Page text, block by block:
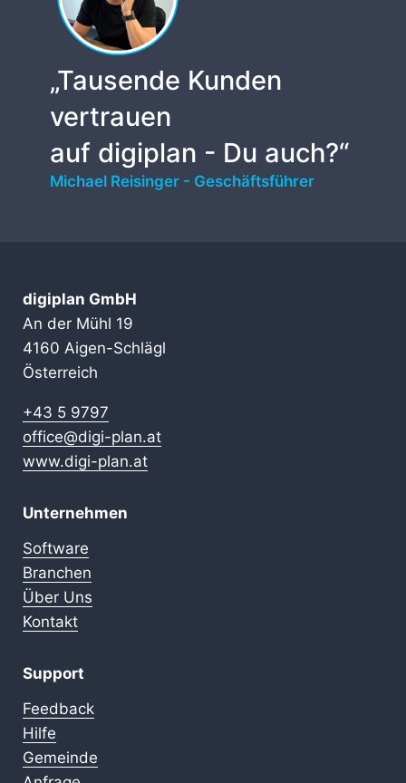
„Tausende Kunden
vertrauen
auf digiplan - Du auch?“
Michael Reisinger - Geschäftsführer
digiplan GmbH
An der Mühl 19
4160 Aigen-Schlägl
Österreich
+43 5 9797
office@digi-plan.at
www.digi-plan.at
Unternehmen
Software
Branchen
Über Uns
Kontakt
Support
Feedback
Hilfe
Gemeinde